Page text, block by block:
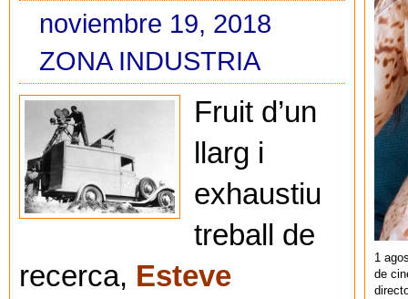
noviembre 19, 2018
ZONA INDUSTRIA
Fruit d’un
llarg i
exhaustiu
treball de
recerca, Esteve
1
de